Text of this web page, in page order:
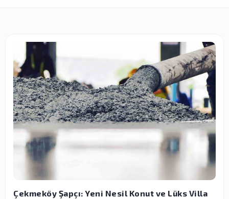
Çekmeköy Şapçı: Yeni Nesil Konut ve Lüks Villa